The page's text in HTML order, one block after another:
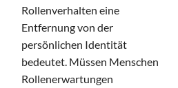
Rollenverhalten eine
Entfernung von der
persönlichen Identität
bedeutet. Müssen Menschen
Rollenerwartungen